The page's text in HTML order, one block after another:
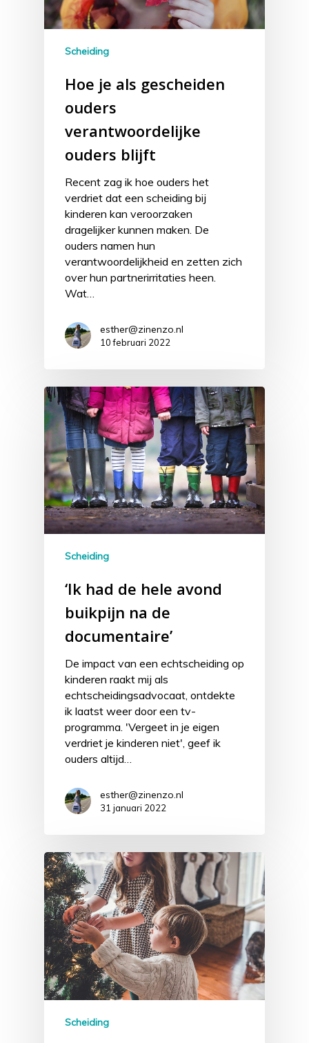
Scheiding
Hoe je als gescheiden
ouders
verantwoordelijke
ouders blijft
Recent zag ik hoe ouders het
verdriet dat een scheiding bij
kinderen kan veroorzaken
dragelijker kunnen maken. De
ouders namen hun
verantwoordelijkheid en zetten zich
over hun partnerirritaties heen.
Wat…
esther@zinenzo.nl
10 februari 2022
Scheiding
‘Ik had de hele avond
buikpijn na de
documentaire’
De impact van een echtscheiding op
kinderen raakt mij als
echtscheidingsadvocaat, ontdekte
ik laatst weer door een tv-
programma. 'Vergeet in je eigen
verdriet je kinderen niet', geef ik
ouders altijd…
esther@zinenzo.nl
31 januari 2022
Scheiding